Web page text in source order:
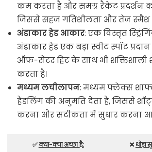
कम करता है और समग्र रैकेट प्रदर्शन
जिससे सहज गतिशीलता और तेज स्मैश
अंडाकार हेड आकार: एक विस्तृत
अंडाकार हेड एक बड़ा स्वीट स्पॉट
ऑफ-सेंटर हिट के साथ भी शक्तिशाली
करता है।
मध्यम लचीलापन: मध्यम फ्लेक्स
हैंडलिंग की अनुमति देता है, जिससे
करना और सटीकता में सुधार करना
✅क्या-क्या अच्छा है: ❌थोड़ा